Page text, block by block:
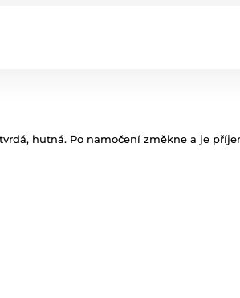
hutná. Po namočení změkne a je